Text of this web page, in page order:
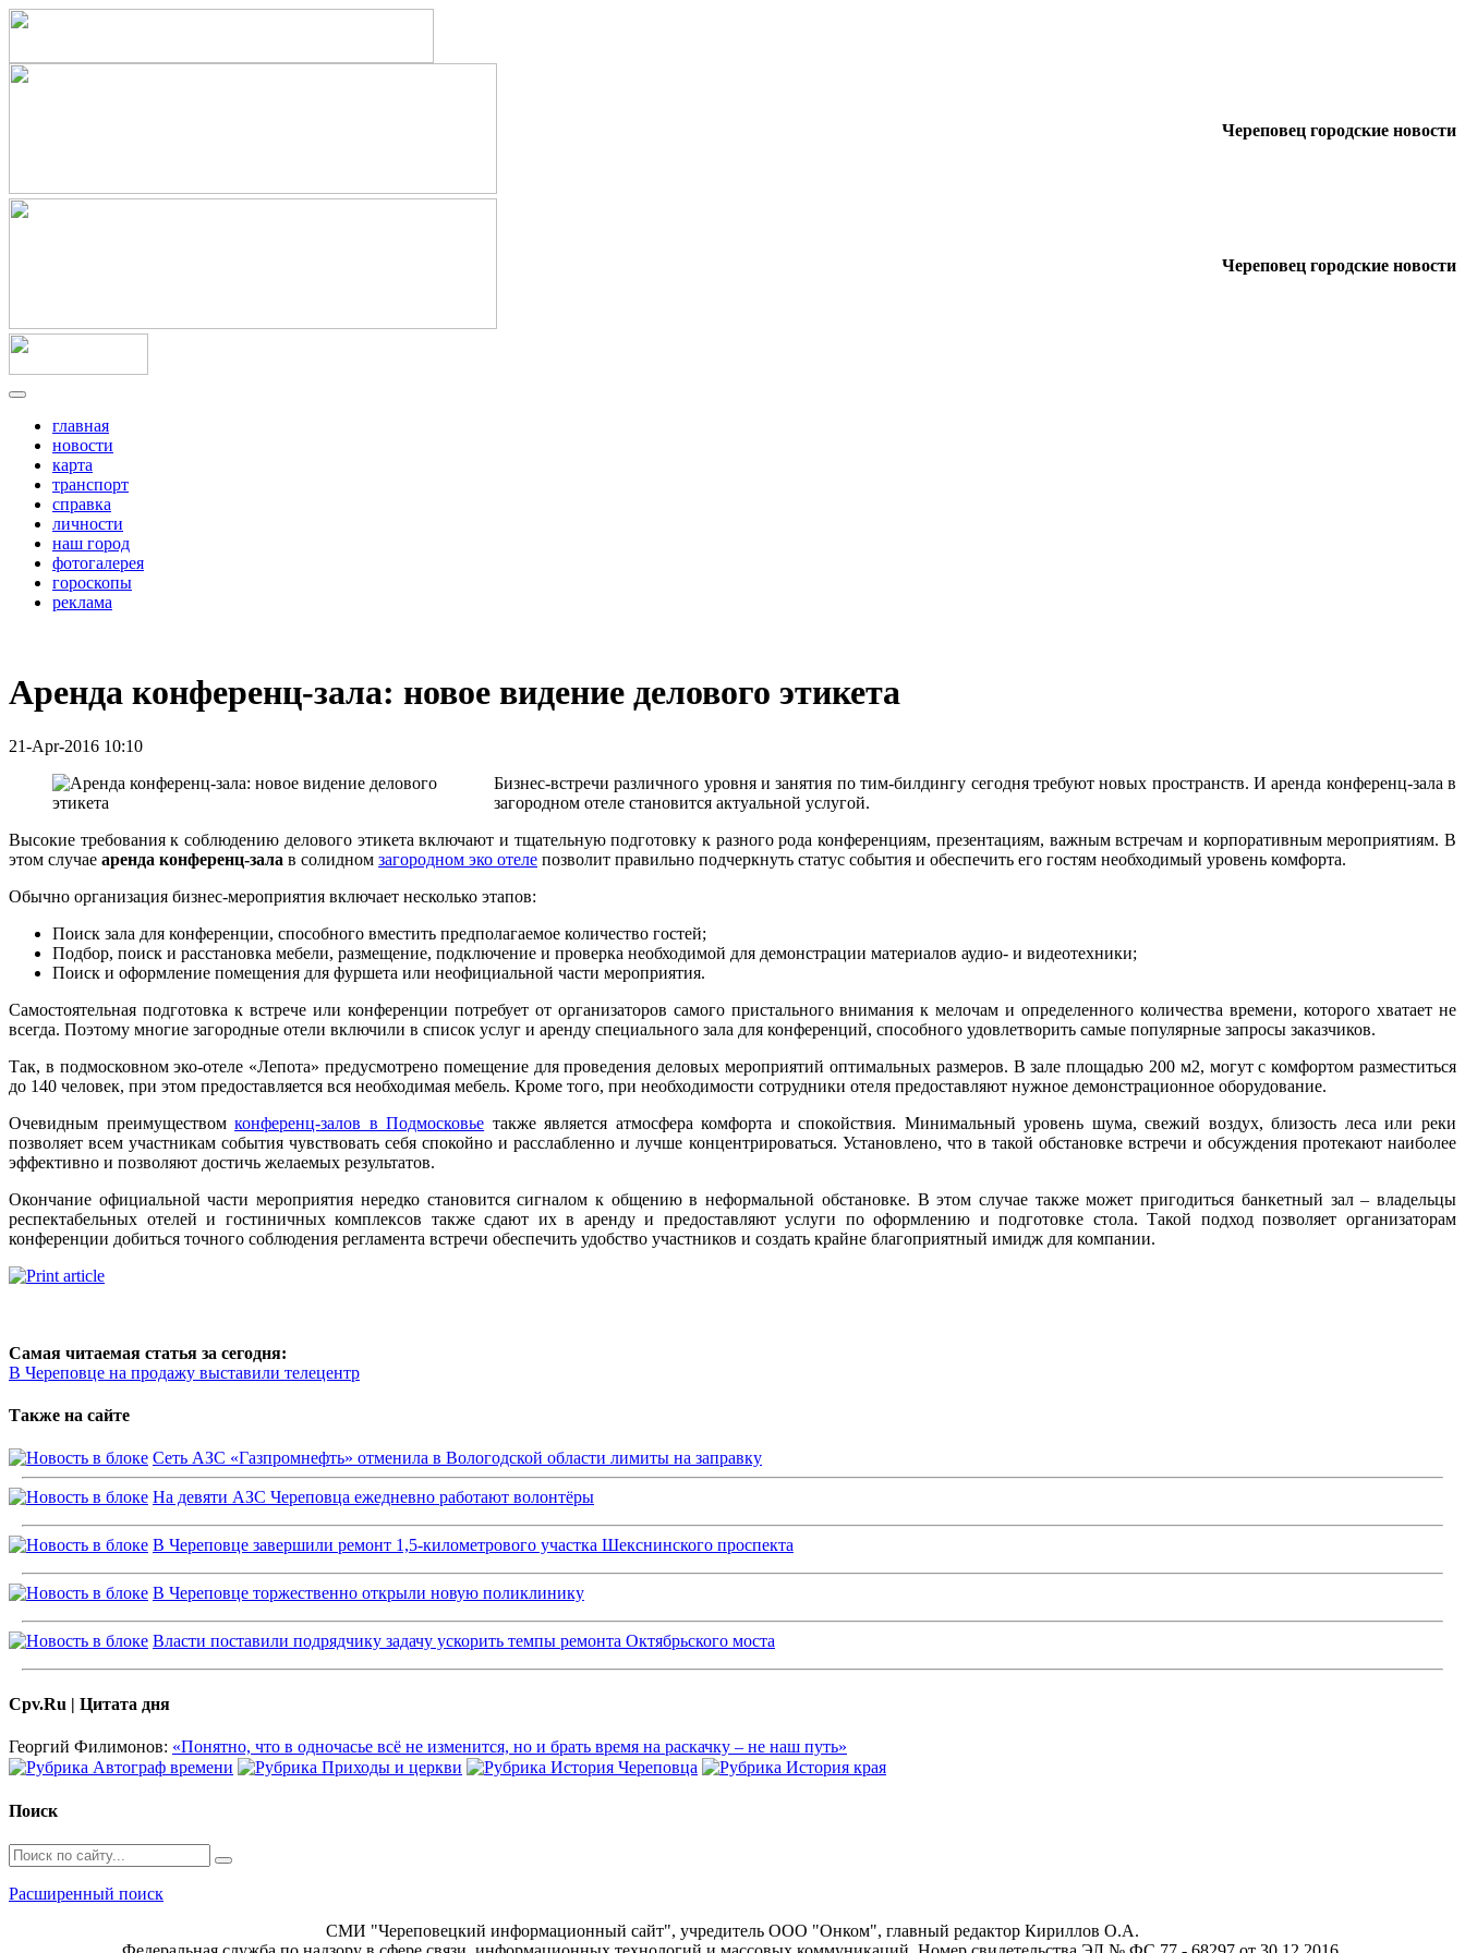
Череповец городские новости
Череповец городские новости
главная
новости
карта
транспорт
справка
личности
наш город
фотогалерея
гороскопы
реклама
Аренда конференц-зала: новое видение делового этикета
21-Apr-2016 10:10
Бизнес-встречи различного уровня и занятия по тим-билдингу сегодня требуют новых пространств. И аренда конференц-зала в
загородном отеле становится актуальной услугой.
Высокие требования к соблюдению делового этикета включают и тщательную подготовку к разного рода конференциям, презентациям, важным встречам и корпоративным мероприятиям. В
этом случае аренда конференц-зала в солидном загородном эко отеле позволит правильно подчеркнуть статус события и обеспечить его гостям необходимый уровень комфорта.
Обычно организация бизнес-мероприятия включает несколько этапов:
Поиск зала для конференции, способного вместить предполагаемое количество гостей;
Подбор, поиск и расстановка мебели, размещение, подключение и проверка необходимой для демонстрации материалов аудио- и видеотехники;
Поиск и оформление помещения для фуршета или неофициальной части мероприятия.
Самостоятельная подготовка к встрече или конференции потребует от организаторов самого пристального внимания к мелочам и определенного количества времени, которого хватает не
всегда. Поэтому многие загородные отели включили в список услуг и аренду специального зала для конференций, способного удовлетворить самые популярные запросы заказчиков.
Так, в подмосковном эко-отеле «Лепота» предусмотрено помещение для проведения деловых мероприятий оптимальных размеров. В зале площадью 200 м2, могут с комфортом разместиться
до 140 человек, при этом предоставляется вся необходимая мебель. Кроме того, при необходимости сотрудники отеля предоставляют нужное демонстрационное оборудование.
Очевидным преимуществомконференц-залов в Подмосковье также является атмосфера комфорта и спокойствия. Минимальный уровень шума, свежий воздух, близость леса или реки
позволяет всем участникам события чувствовать себя спокойно и расслабленно и лучше концентрироваться. Установлено, что в такой обстановке встречи и обсуждения протекают наиболее
эффективно и позволяют достичь желаемых результатов.
Окончание официальной части мероприятия нередко становится сигналом к общению в неформальной обстановке. В этом случае также может пригодиться банкетный зал – владельцы
респектабельных отелей и гостиничных комплексов также сдают их в аренду и предоставляют услуги по оформлению и подготовке стола. Такой подход позволяет организаторам
конференции добиться точного соблюдения регламента встречи обеспечить удобство участников и создать крайне благоприятный имидж для компании.
Самая читаемая статья за сегодня:
В Череповце на продажу выставили телецентр
Также на сайте
Сеть АЗС «Газпромнефть» отменила в Вологодской области лимиты на заправку
На девяти АЗС Череповца ежедневно работают волонтёры
В Череповце завершили ремонт 1,5-километрового участка Шекснинского проспекта
В Череповце торжественно открыли новую поликлинику
Власти поставили подрядчику задачу ускорить темпы ремонта Октябрьского моста
Cpv.Ru | Цитата дня
Георгий Филимонов: «Понятно, что в одночасье всё не изменится, но и брать время на раскачку – не наш путь»
Поиск
Расширенный поиск
СМИ "Череповецкий информационный сайт", учредитель ООО "Онком", главный редактор Кириллов О.А.